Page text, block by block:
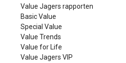
Value Jagers rapporten
Basic Value
Special Value
Value Trends
Value for Life
Value Jagers VIP